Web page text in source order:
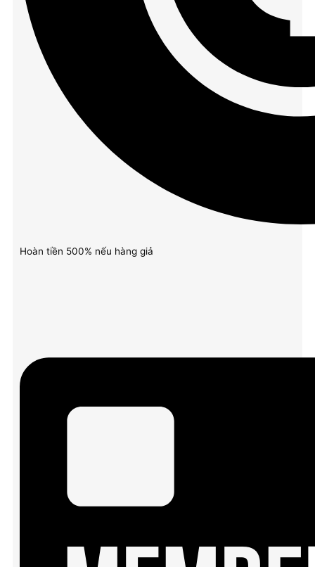
Hoàn tiền 500% nếu hàng giả